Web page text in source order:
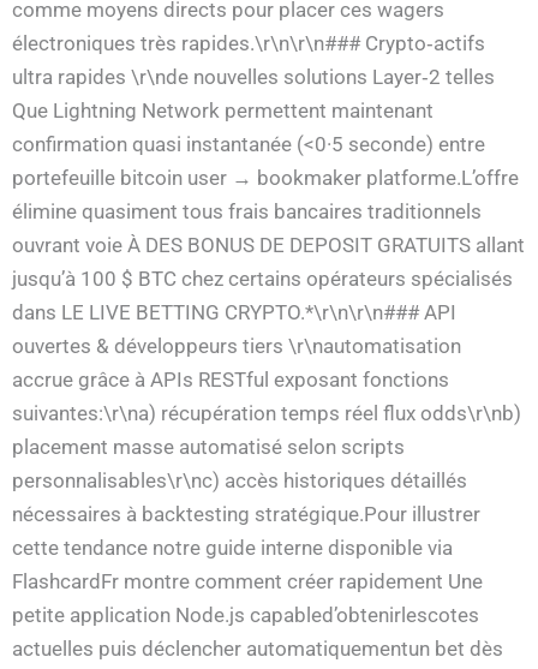
comme moyens directs pour placer ces wagers
électroniques très rapides.\r\n\r\n### Crypto‑actifs
ultra rapides \r\nde nouvelles solutions Layer‑2 telles
Que Lightning Network permettent maintenant
confirmation quasi instantanée (<0·5 seconde) entre
portefeuille bitcoin user → bookmaker platforme.L’offre
élimine quasiment tous frais bancaires traditionnels
ouvrant voie À DES BONUS DE DEPOSIT GRATUITS allant
jusqu’à 100 $ BTC chez certains opérateurs spécialisés
dans LE LIVE BETTING CRYPTO.*\r\n\r\n### API
ouvertes & développeurs tiers \r\nautomatisation
accrue grâce à APIs RESTful exposant fonctions
suivantes:\r\na) récupération temps réel flux odds\r\nb)
placement masse automatisé selon scripts
personnalisables\r\nc) accès historiques détaillés
nécessaires à backtesting stratégique.Pour illustrer
cette tendance notre guide interne disponible via
FlashcardFr montre comment créer rapidement Une
petite application Node.js capabled’obtenirlescotes
actuelles puis déclencher automatiquementun bet dès